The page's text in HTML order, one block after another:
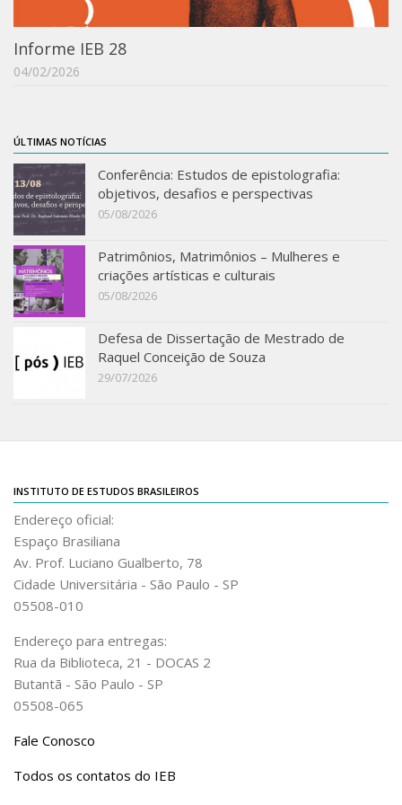
Acadêmico
Graduação
Publicações
Almanack Braziliense
Cadernos do IEB
Catálogos
Estudos Brasileiros
Guia do IEB
Informe IEB
Livros publicados
MarioScriptor
English
History
IEB Archive
IEB Library
IEB Visual Arts Collection
CRINT
Graduate Program
Post-doc / Researchers
Contact US
Informe IEB 28
04/02/2026
ÚLTIMAS NOTÍCIAS
Conferência: Estudos de epistolografia:
objetivos, desafios e perspectivas
05/08/2026
Patrimônios, Matrimônios – Mulheres e
criações artísticas e culturais
05/08/2026
Defesa de Dissertação de Mestrado de
Raquel Conceição de Souza
29/07/2026
INSTITUTO DE ESTUDOS BRASILEIROS
Endereço oficial:
Espaço Brasiliana
Av. Prof. Luciano Gualberto, 78
Cidade Universitária - São Paulo - SP
05508-010
Endereço para entregas:
Rua da Biblioteca, 21 - DOCAS 2
Butantã - São Paulo - SP
05508-065
Fale Conosco
Todos os contatos do IEB